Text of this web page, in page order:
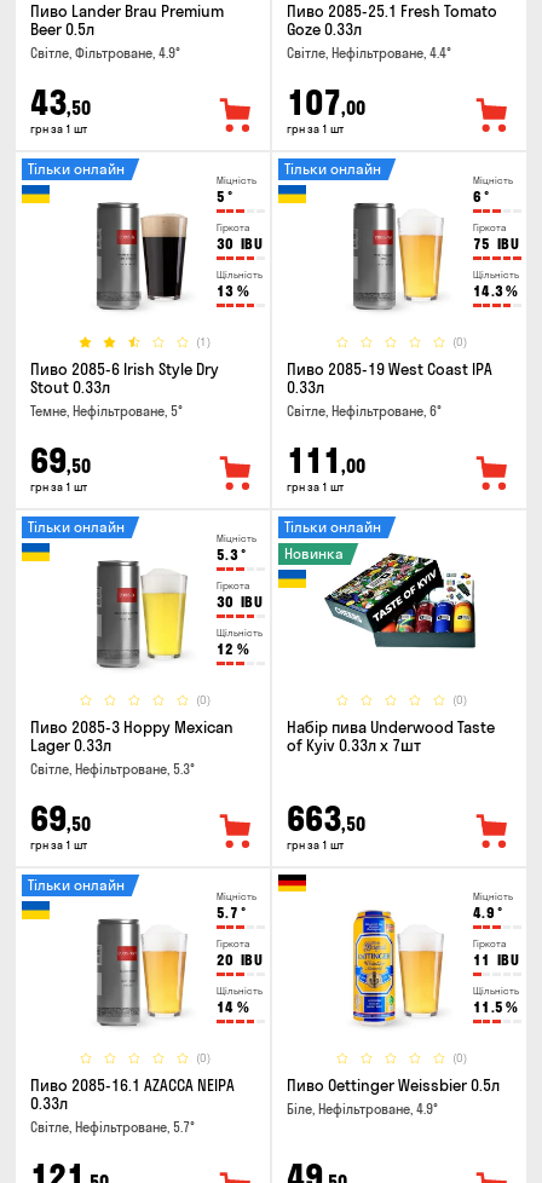
Пиво Lander Brau Premium
Beer 0.5л
Світле, Фільтроване, 4.9°
43,50
грн за 1 шт
Пиво 2085-25.1 Fresh Tomato
Goze 0.33л
Світле, Нефільтроване, 4.4°
107,00
грн за 1 шт
Міцність
5 °
Гіркота
30 IBU
Щільність
13 %
(1)
Тільки онлайн
Пиво 2085-6 Irish Style Dry
Stout 0.33л
Темне, Нефільтроване, 5°
69,50
грн за 1 шт
Міцність
6 °
Гіркота
75 IBU
Щільність
14.3%
(0)
Тільки онлайн
Пиво 2085-19 West Coast IPA
0.33л
Світле, Нефільтроване, 6°
111 ,00
грн за 1 шт
Міцність
5.3°
Гіркота
30 IBU
Щільність
12 %
(0)
Тільки онлайн
Пиво 2085-3 Hoppy Mexican
Lager 0.33л
Світле, Нефільтроване, 5.3°
69,50
грн за 1 шт
(0)
Тільки онлайн
Новинка
Набір пива Underwood Taste
of Kyiv 0.33л x 7шт
663,50
грн за 1 шт
Міцність
5.7 °
Гіркота
20 IBU
Щільність
14 %
(0)
Тільки онлайн
Пиво 2085-16.1 AZACCA NEIPA
0.33л
Світле, Нефільтроване, 5.7°
Міцність
4.9 °
Гіркота
11 IBU
Щільність
11.5 %
(0)
Пиво Oettinger Weissbier 0.5л
Біле, Нефільтроване, 4.9°